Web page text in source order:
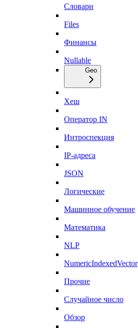
Словари
Files
Финансы
Nullable
Geo
Хеш
Оператор IN
Интроспекция
IP-адреса
JSON
Логические
Машинное обучение
Математика
NLP
NumericIndexedVector
Прочие
Случайное число
Обзор